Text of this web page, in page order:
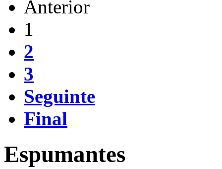
Anterior
1
2
3
Seguinte
Final
Espumantes